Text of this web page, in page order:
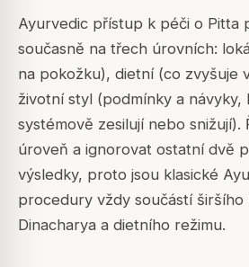
Ayurvedic přístup k péči o Pitta
současně na třech úrovních:
na pokožku), dietní (co zvyšuje
životní styl (podmínky a návyky,
systémově zesilují nebo snižují).
úroveň a ignorovat ostatní dvě
výsledky, proto jsou klasické
procedury vždy součástí
Dinacharya a dietního režimu.